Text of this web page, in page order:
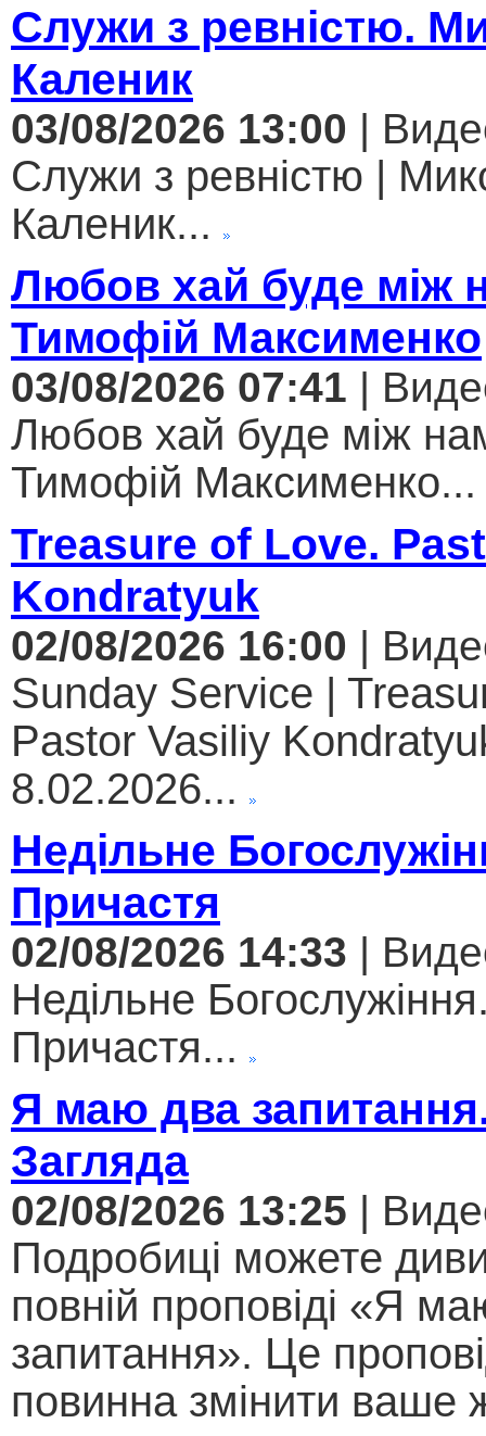
Служи з ревністю.
Каленик
03/08/2026 13:00 |
Служи з ревністю |
Каленик...
Любов хай буде між
Тимофій Максименко
03/08/2026 07:41 |
Любов хай буде між
Тимофій Максименко...
Treasure of Love.
Kondratyuk
02/08/2026 16:00 |
Sunday Service |
Pastor Vasiliy
8.02.2026...
Недільне
Причастя
02/08/2026 14:33 |
Недільне
Причастя...
Я маю два
Загляда
02/08/2026 13:25 |
Подробиці можете
повній проповіді «Я
запитання». Це
повинна змінити ваше